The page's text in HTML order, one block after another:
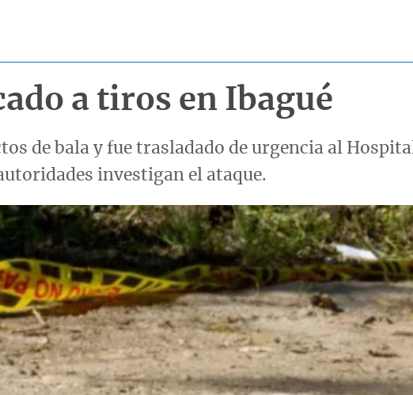
a tiros en Ibagué
de bala y fue trasladado de urgencia al
investigan el ataque.